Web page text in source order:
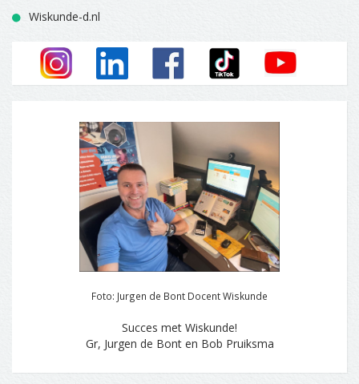
Wiskunde-d.nl
Foto: Jurgen de Bont Docent Wiskunde
Succes met Wiskunde!
Gr, Jurgen de Bont en Bob Pruiksma